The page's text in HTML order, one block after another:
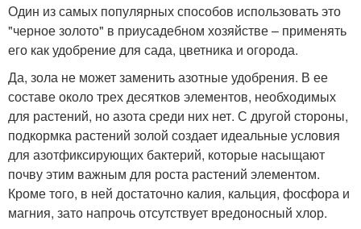
Один из самых популярных способов использовать это
"черное золото" в приусадебном хозяйстве – применять
его как удобрение для сада, цветника и огорода.
Да, зола не может заменить азотные удобрения. В ее
составе около трех десятков элементов, необходимых
для растений, но азота среди них нет. С другой стороны,
подкормка растений золой создает идеальные условия
для азотфиксирующих бактерий, которые насыщают
почву этим важным для роста растений элементом.
Кроме того, в ней достаточно калия, кальция, фосфора и
магния, зато напрочь отсутствует вредоносный хлор.